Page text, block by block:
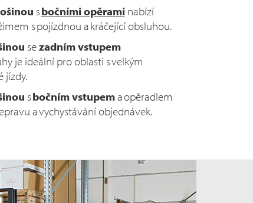
sbočními opěrami nabízí
s pojízdnou a kráčející obsluhou.
sezadním vstupem
je ideální pro oblasti s velkým
jízdy.
sbočním vstupema opěradlem
a vychystávání objednávek.